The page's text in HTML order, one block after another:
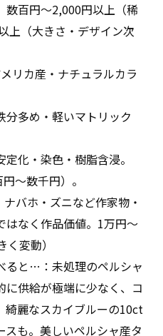
数百円〜2,000円以上（稀
上（大きさ・デザイン次
リカ産・ナチュラルカラ
分多め・軽いマトリック
化・染色・樹脂含浸。
〜数千円）。
バホ・ズニなど作家物・
はなく作品価値。1万円〜
変動）
ると…：未処理のペルシャ
に供給が極端に少なく、コ
綺麗なスカイブルーの10ct
も。美しいペルシャ産タ